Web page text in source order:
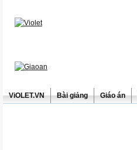
ViOLET.VN Bài giảng Giáo án